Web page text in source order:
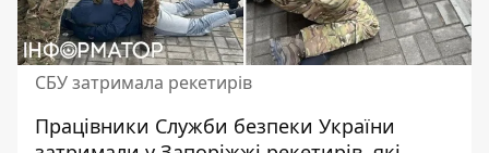
СБУ затримала рекетирів
Працівники Служби безпеки України